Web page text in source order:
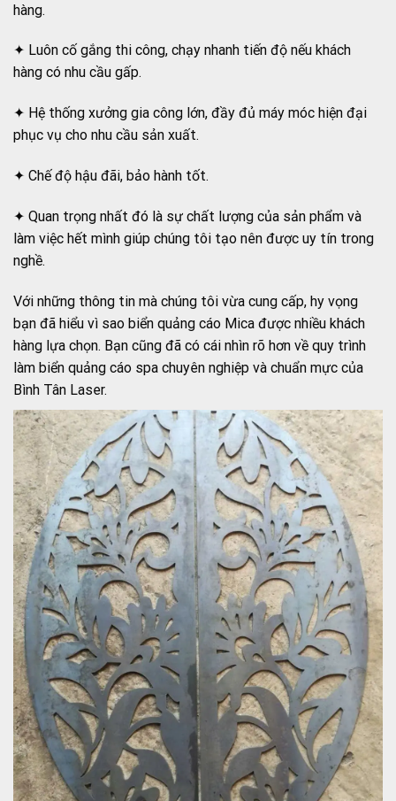
hàng.
✦ Luôn cố gắng thi công, chạy nhanh tiến độ nếu khách
hàng có nhu cầu gấp.
✦ Hệ thống xưởng gia công lớn, đầy đủ máy móc hiện đại
phục vụ cho nhu cầu sản xuất.
✦ Chế độ hậu đãi, bảo hành tốt.
✦ Quan trọng nhất đó là sự chất lượng của sản phẩm và
làm việc hết mình giúp chúng tôi tạo nên được uy tín trong
nghề.
Với những thông tin mà chúng tôi vừa cung cấp, hy vọng
bạn đã hiểu vì sao biển quảng cáo Mica được nhiều khách
hàng lựa chọn. Bạn cũng đã có cái nhìn rõ hơn về quy trình
làm biển quảng cáo spa chuyên nghiệp và chuẩn mực của
Bình Tân Laser.